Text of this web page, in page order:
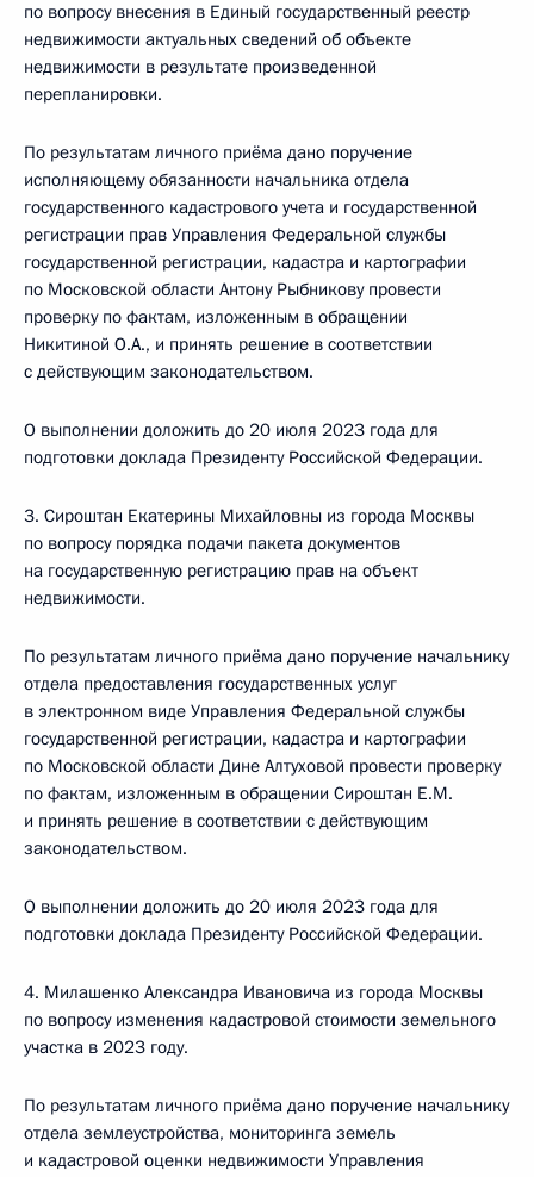
по вопросу внесения в Единый государственный реестр
недвижимости актуальных сведений об объекте
недвижимости в результате произведенной
перепланировки.
По результатам личного приёма дано поручение
исполняющему обязанности начальника отдела
государственного кадастрового учета и государственной
регистрации прав Управления Федеральной службы
государственной регистрации, кадастра и картографии
по Московской области Антону Рыбникову провести
проверку по фактам, изложенным в обращении
Никитиной О.А., и принять решение в соответствии
с действующим законодательством.
О выполнении доложить до 20 июля 2023 года для
подготовки доклада Президенту Российской Федерации.
3. Сироштан Екатерины Михайловны из города Москвы
по вопросу порядка подачи пакета документов
на государственную регистрацию прав на объект
недвижимости.
По результатам личного приёма дано поручение начальнику
отдела предоставления государственных услуг
в электронном виде Управления Федеральной службы
государственной регистрации, кадастра и картографии
по Московской области Дине Алтуховой провести проверку
по фактам, изложенным в обращении Сироштан Е.М.
и принять решение в соответствии с действующим
законодательством.
О выполнении доложить до 20 июля 2023 года для
подготовки доклада Президенту Российской Федерации.
4. Милашенко Александра Ивановича из города Москвы
по вопросу изменения кадастровой стоимости земельного
участка в 2023 году.
По результатам личного приёма дано поручение начальнику
отдела землеустройства, мониторинга земель
и кадастровой оценки недвижимости Управления